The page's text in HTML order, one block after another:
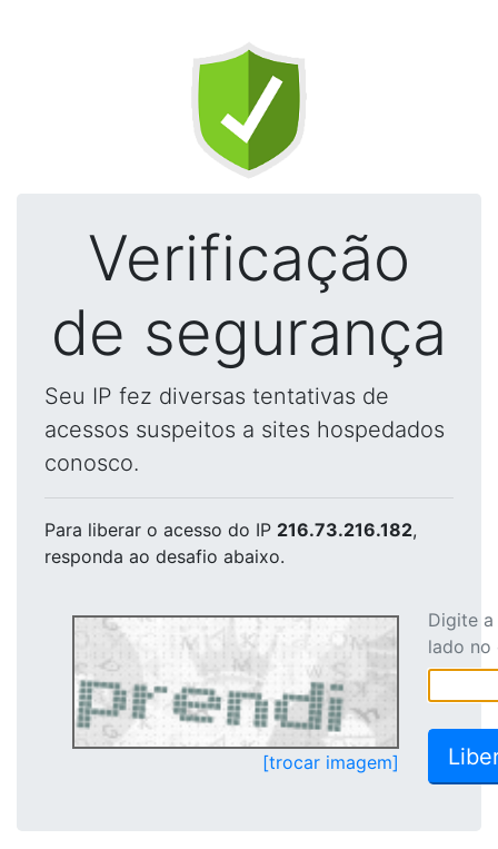
Verificação
de segurança
Seu IP fez diversas tentativas de
acessos suspeitos a sites hospedados
conosco.
Para liberar o acesso do IP 216.73.216.182,
responda ao desafio abaixo.
[trocar imagem]
Digite
lado no